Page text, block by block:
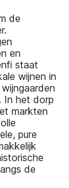
de
en
staat
wijnen in
In het dorp
markten
pure
de